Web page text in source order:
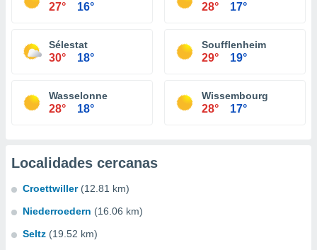
27° 16° 28° 17°
Sélestat
30° 18°
Soufflenheim
29° 19°
Wasselonne
28° 18°
Wissembourg
28° 17°
Localidades cercanas
Croettwiller (12.81 km)
Niederroedern (16.06 km)
Seltz (19.52 km)